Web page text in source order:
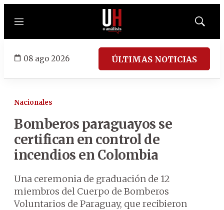
Menú
Mostrar
08 ago 2026 ÚLTIMAS NOTICIAS
Nacionales
Bomberos paraguayos se
certifican en control de
incendios en Colombia
Una ceremonia de graduación de 12
miembros del Cuerpo de Bomberos
Voluntarios de Paraguay, que recibieron